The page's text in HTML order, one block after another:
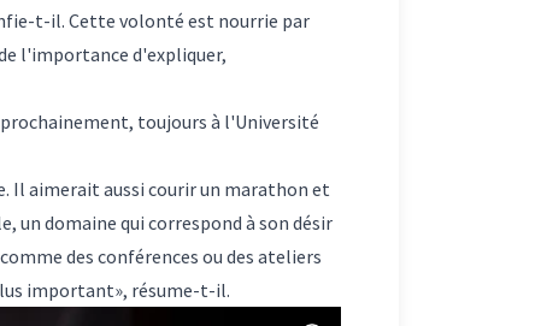
t-il. Cette volonté est nourrie par
l'importance d'expliquer,
toujours à l'Université
Il aimerait aussi courir un marathon et
un domaine qui correspond à son désir
des conférences ou des ateliers
important», résume-t-il.